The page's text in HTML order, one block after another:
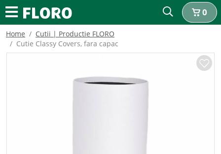
0
Home
Cutii | Productie FLORO
Cutie Classy Covers, fara capac